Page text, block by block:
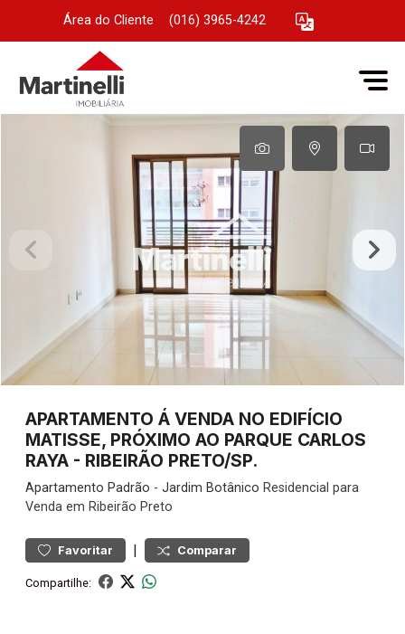
Área do Cliente (016) 3965-4242
APARTAMENTO Á VENDA NO EDIFÍCIO
MATISSE, PRÓXIMO AO PARQUE CARLOS
RAYA - RIBEIRÃO PRETO/SP.
Apartamento Padrão - Jardim Botânico Residencial para
Venda em Ribeirão Preto
Favoritar | Comparar
Compartilhe: